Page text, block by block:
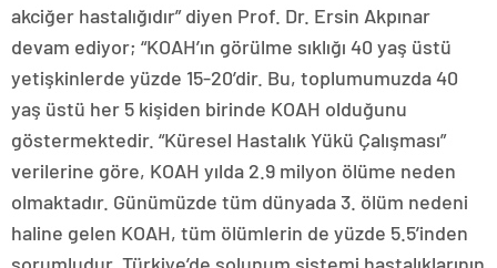
akciğer hastalığıdır” diyen Prof. Dr. Ersin Akpınar
devam ediyor; “KOAH’ın görülme sıklığı 40 yaş üstü
yetişkinlerde yüzde 15-20’dir. Bu, toplumumuzda 40
yaş üstü her 5 kişiden birinde KOAH olduğunu
göstermektedir. “Küresel Hastalık Yükü Çalışması”
verilerine göre, KOAH yılda 2.9 milyon ölüme neden
olmaktadır. Günümüzde tüm dünyada 3. ölüm nedeni
haline gelen KOAH, tüm ölümlerin de yüzde 5.5’inden
sorumludur. Türkiye’de solunum sistemi hastalıklarının